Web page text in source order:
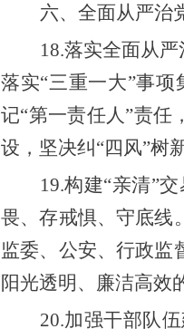
六、 全面从严治
18.落实全面从严
落实“三重一大”事
记“第一责任人”责任
设， 坚决纠 “四风”树
19.构建“亲清”
畏、存戒惧、守底线。
监委、公安、行政监
阳光透明、廉洁高效
20.加强干部队